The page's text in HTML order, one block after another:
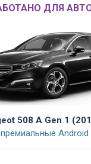
ДЛЯ
508 A Gen 1